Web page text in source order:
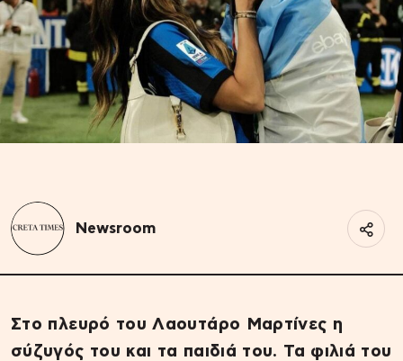
Newsroom
Στο πλευρό του Λαουτάρο Μαρτίνες η
σύζυγός του και τα παιδιά του. Τα φιλιά του